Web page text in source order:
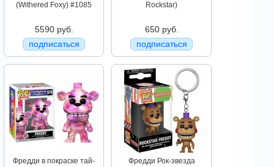
(Withered Foxy) #1085
5590 руб.
подписаться
Rockstar)
650 руб.
подписаться
Фредди в покраске тай-
Фредди Рок-звезда